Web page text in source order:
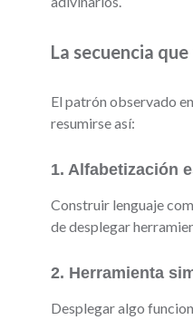
La secuencia
El patrón observado
resumirse así:
1. Alfabetización
Construir lenguaje
de desplegar
2. Herramienta
Desplegar algo